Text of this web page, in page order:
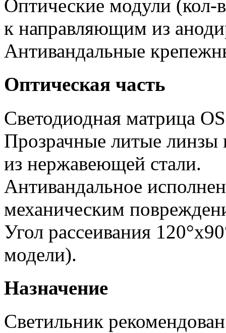
Оптические модули (кол-
к направляющим из
Антивандальные
Оптическая часть
Светодиодная матрица
Прозрачные литые линзы
из нержавеющей стали.
Антивандальное
механическим
Угол рассеивания
модели).
Назначение
Светильник